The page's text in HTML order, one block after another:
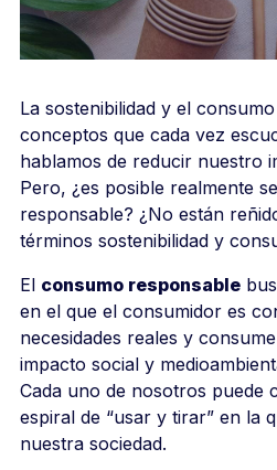
La sostenibilidad y el
conceptos que cada vez
hablamos de reducir nuestro
Pero, ¿es posible realmente
responsable? ¿No están
términos sostenibilidad y
El consumo responsable
en el que el consumidor es
necesidades reales y
impacto social y
Cada uno de nosotros puede
espiral de “usar y tirar” en la
nuestra sociedad.